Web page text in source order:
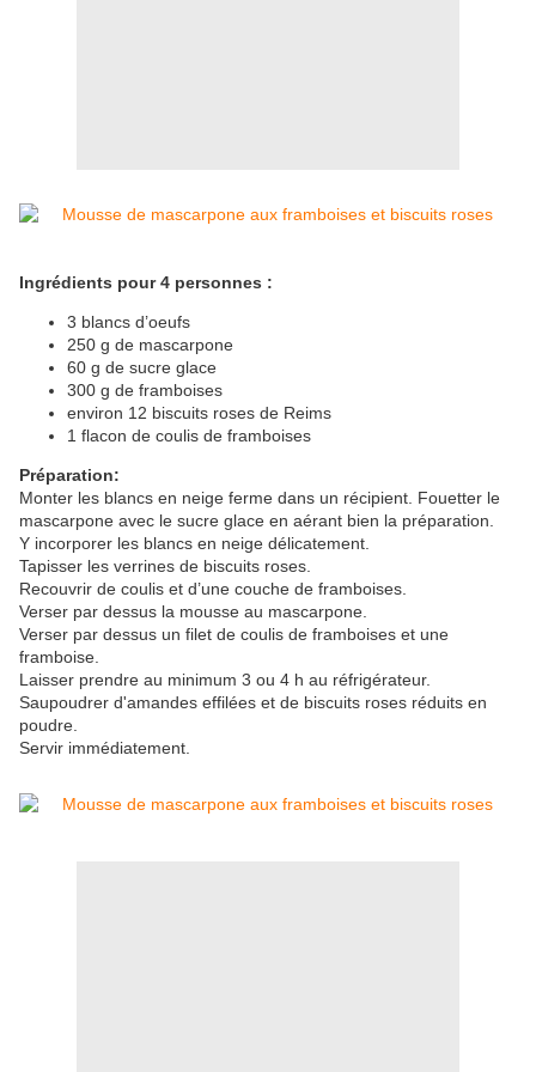
Ingrédients pour 4 personnes :
3 blancs d’oeufs
250 g de mascarpone
60 g de sucre glace
300 g de framboises
environ 12 biscuits roses de Reims
1 flacon de coulis de framboises
Préparation:
Monter les blancs en neige ferme dans un récipient. Fouetter le
mascarpone avec le sucre glace en aérant bien la préparation.
Y incorporer les blancs en neige délicatement.
Tapisser les verrines de biscuits roses.
Recouvrir de coulis et d’une couche de framboises.
Verser par dessus la mousse au mascarpone.
Verser par dessus un filet de coulis de framboises et une
framboise.
Laisser prendre au minimum 3 ou 4 h au réfrigérateur.
Saupoudrer d'amandes effilées et de biscuits roses réduits en
poudre.
Servir immédiatement.